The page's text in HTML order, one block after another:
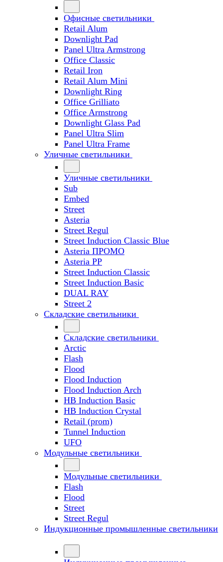
Офисные светильники
Retail Alum
Downlight Pad
Panel Ultra Armstrong
Office Classic
Retail Iron
Retail Alum Mini
Downlight Ring
Office Grilliato
Office Armstrong
Downlight Glass Pad
Panel Ultra Slim
Panel Ultra Frame
Уличные светильники
Уличные светильники
Sub
Embed
Street
Asteria
Street Regul
Street Induction Classic Blue
Asteria ПРОМО
Asteria PP
Street Induction Classic
Street Induction Basic
DUAL RAY
Street 2
Складские светильники
Складские светильники
Arctic
Flash
Flood
Flood Induction
Flood Induction Arch
HB Induction Basic
HB Induction Crystal
Retail (prom)
Tunnel Induction
UFO
Модульные светильники
Модульные светильники
Flash
Flood
Street
Street Regul
Индукционные промышленные светильники